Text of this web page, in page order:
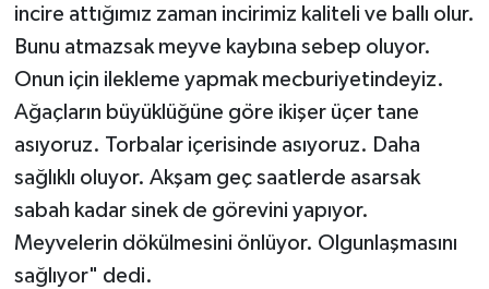
incire attığımız zaman incirimiz kaliteli ve ballı olur.
Bunu atmazsak meyve kaybına sebep oluyor.
Onun için ilekleme yapmak mecburiyetindeyiz.
Ağaçların büyüklüğüne göre ikişer üçer tane
asıyoruz. Torbalar içerisinde asıyoruz. Daha
sağlıklı oluyor. Akşam geç saatlerde asarsak
sabah kadar sinek de görevini yapıyor.
Meyvelerin dökülmesini önlüyor. Olgunlaşmasını
sağlıyor" dedi.